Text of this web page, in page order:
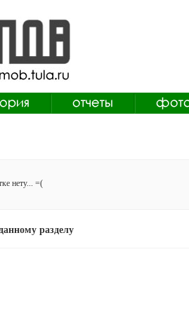
нету... =(
разделу